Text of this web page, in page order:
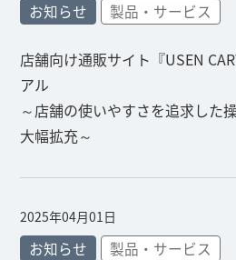
お知らせ 製品・サービス
店舗向け通販サイト『USEN
アル
～店舗の使いやすさを追求した
大幅拡充～
2025年04月01日
お知らせ 製品・サービス